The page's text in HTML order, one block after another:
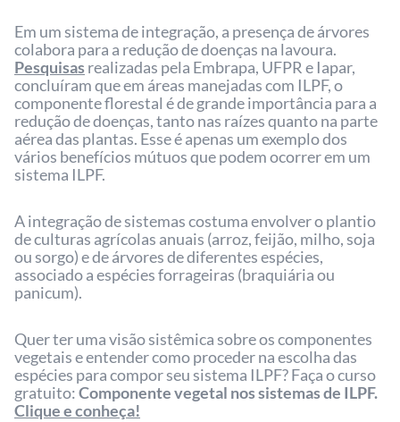
Em um sistema de integração, a presença de árvores
colabora para a redução de doenças na lavoura.
Pesquisas realizadas pela Embrapa, UFPR e Iapar,
concluíram que em áreas manejadas com ILPF, o
componente florestal é de grande importância para a
redução de doenças, tanto nas raízes quanto na parte
aérea das plantas. Esse é apenas um exemplo dos
vários benefícios mútuos que podem ocorrer em um
sistema ILPF.
A integração de sistemas costuma envolver o plantio
de culturas agrícolas anuais (arroz, feijão, milho, soja
ou sorgo) e de árvores de diferentes espécies,
associado a espécies forrageiras (braquiária ou
panicum).
Quer ter uma visão sistêmica sobre os componentes
vegetais e entender como proceder na escolha das
espécies para compor seu sistema ILPF? Faça o curso
gratuito:Componente vegetal nos sistemas de ILPF.
Clique e conheça!